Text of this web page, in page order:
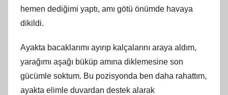
hemen dediğimi yaptı, amı götü önümde havaya
dikildi.
Ayakta bacaklarımı ayırıp kalçalarını araya aldım,
yarağımı aşağı büküp amına diklemesine son
gücümle soktum. Bu pozisyonda ben daha rahattım,
ayakta elimle duvardan destek alarak